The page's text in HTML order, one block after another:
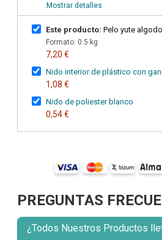
Mostrar detalles
Este producto: Pelo yute
Formato: 0.5 kg
7,20 €
Nido interior de plástico con
1,08 €
Nido de poliester blanco
0,54 €
PREGUNTAS
¿Todos Nuestros Productos